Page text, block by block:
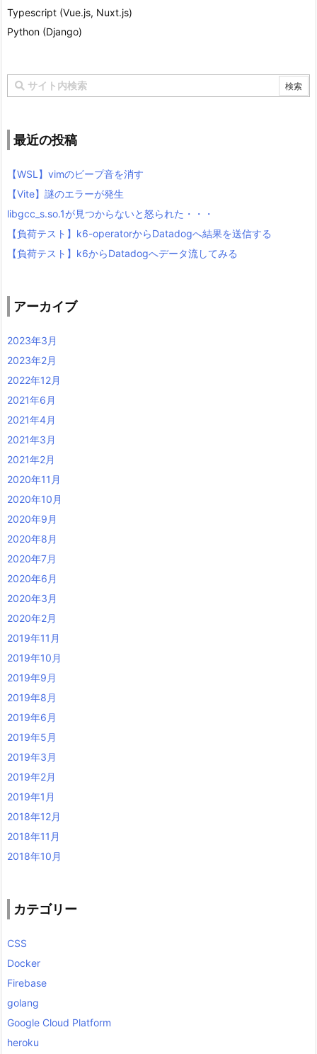
Typescript (Vue.js, Nuxt.js)
Python (Django)
最近の投稿
【WSL】vimのビープ音を消す
【Vite】謎のエラーが発生
libgcc_s.so.1が見つからないと怒られた・・・
【負荷テスト】k6-operatorからDatadogへ結果を送信する
【負荷テスト】k6からDatadogへデータ流してみる
アーカイブ
2023年3月
2023年2月
2022年12月
2021年6月
2021年4月
2021年3月
2021年2月
2020年11月
2020年10月
2020年9月
2020年8月
2020年7月
2020年6月
2020年3月
2020年2月
2019年11月
2019年10月
2019年9月
2019年8月
2019年6月
2019年5月
2019年3月
2019年2月
2019年1月
2018年12月
2018年11月
2018年10月
カテゴリー
CSS
Docker
Firebase
golang
Google Cloud Platform
heroku